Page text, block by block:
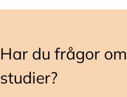
Har du frågor
studier?